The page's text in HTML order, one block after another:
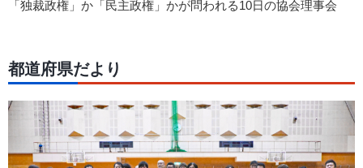
「独裁政権」か「民主政権」かが問われる10日の協会理事会
都道府県だより